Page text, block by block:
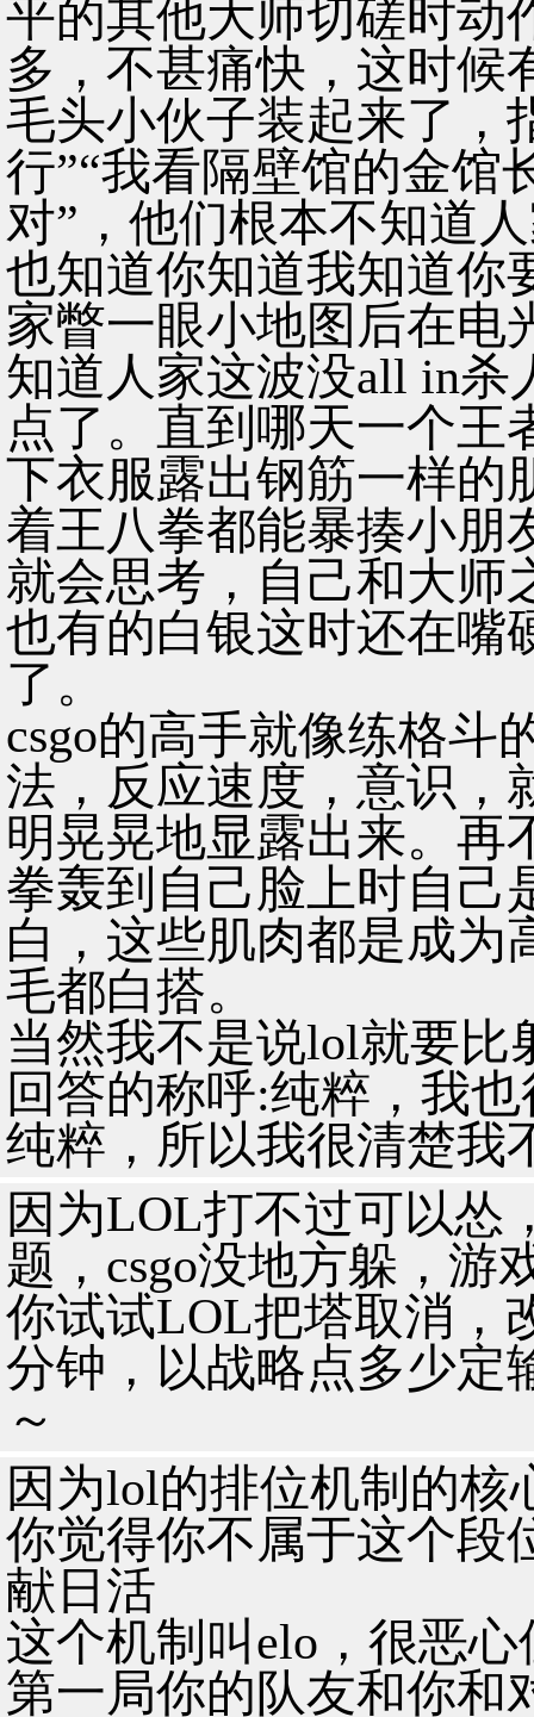
平的其他大师切磋时动
多，不甚痛快，这时候
毛头小伙子装起来了，
行”“我看隔壁馆的金馆
对”，他们根本不知道
也知道你知道我知道你
家瞥一眼小地图后在电
知道人家这波没all in杀
点了。直到哪天一个王
下衣服露出钢筋一样的
着王八拳都能暴揍小朋
就会思考，自己和大师
也有的白银这时还在嘴
了。
csgo的高手就像练格斗
法，反应速度，意识，
明晃晃地显露出来。再
拳轰到自己脸上时自己
白，这些肌肉都是成为
毛都白搭。
当然我不是说lol就要比
回答的称呼:纯粹，我
纯粹，所以我很清楚我
因为LOL打不过可以怂
题，csgo没地方躲，游
你试试LOL把塔取消，
分钟，以战略点多少定
～
因为lol的排位机制的
你觉得你不属于这个段
献日活
这个机制叫elo，很恶
第一局你的队友和你和